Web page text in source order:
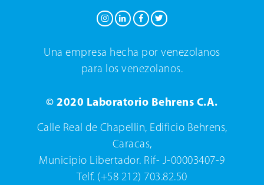
Una empresa hecha por venezolanos
para los venezolanos.
© 2020 Laboratorio Behrens C.A.
Calle Real de Chapellin, Edificio Behrens,
Caracas,
Municipio Libertador. Rif- J-00003407-9
Telf. (+58 212) 703.82.50